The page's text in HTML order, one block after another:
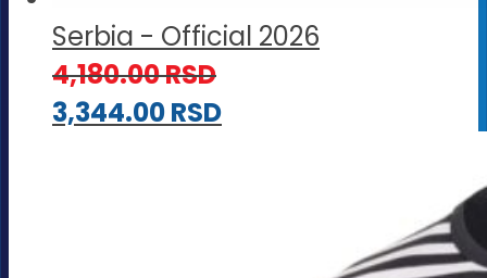
Serbia - Official 2026
4,180.00RSD
3,344.00RSD